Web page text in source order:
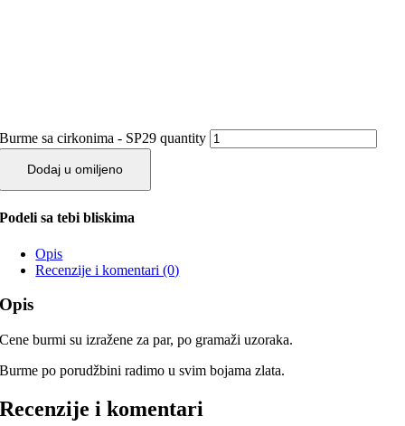
Burme sa cirkonima - SP29 quantity
Dodaj u omiljeno
Podeli sa tebi bliskima
Opis
Recenzije i komentari (0)
Opis
Cene burmi su izražene za par, po gramaži uzoraka.
Burme po porudžbini radimo u svim bojama zlata.
Recenzije i komentari